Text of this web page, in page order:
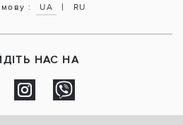
: UA | RU
НАС НА